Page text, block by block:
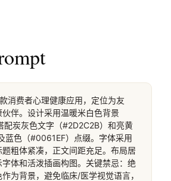
消费者心理健康应用，定位为友
伴。设计采用温暖米白色背景
配炭灰色文字（#2D2C2B）和亮黄
蓝色（#0061EF）点缀。字体采用
题粗体紧凑，正文间距充足。布局居
体和活泼插画构图。关键禁忌：绝
为背景，避免临床/医学视觉语言，